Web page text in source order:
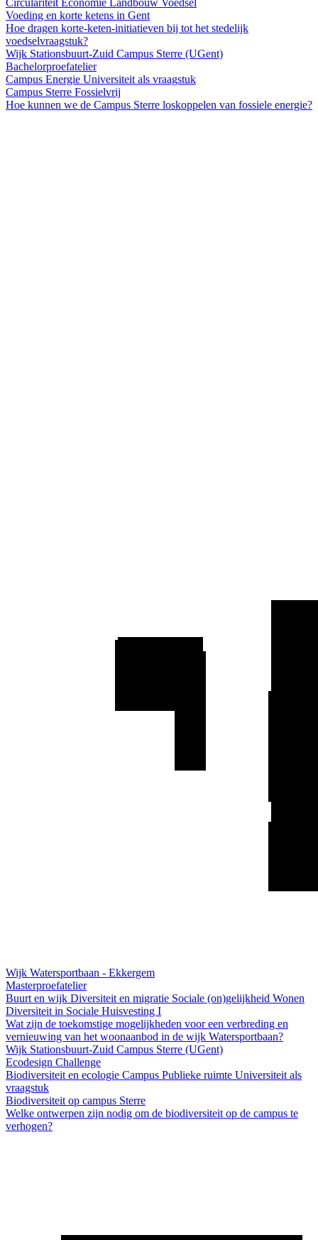
Circulariteit Economie Landbouw Voedsel
Voeding en korte ketens in Gent
Hoe dragen korte-keten-initiatieven bij tot het stedelijk
voedselvraagstuk?
Wijk Stationsbuurt-Zuid Campus Sterre (UGent)
Bachelorproefatelier
Campus Energie Universiteit als vraagstuk
Campus Sterre Fossielvrij
Hoe kunnen we de Campus Sterre loskoppelen van fossiele energie?
Wijk Watersportbaan - Ekkergem
Masterproefatelier
Buurt en wijk Diversiteit en migratie Sociale (on)gelijkheid Wonen
Diversiteit in Sociale Huisvesting I
Wat zijn de toekomstige mogelijkheden voor een verbreding en
vernieuwing van het woonaanbod in de wijk Watersportbaan?
Wijk Stationsbuurt-Zuid Campus Sterre (UGent)
Ecodesign Challenge
Biodiversiteit en ecologie Campus Publieke ruimte Universiteit als
vraagstuk
Biodiversiteit op campus Sterre
Welke ontwerpen zijn nodig om de biodiversiteit op de campus te
verhogen?